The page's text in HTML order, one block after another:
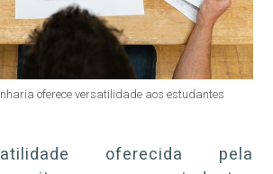
oferece versatilidade aos estudantes
oferecida pela